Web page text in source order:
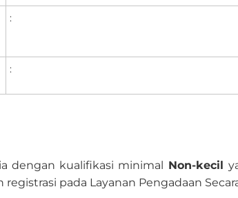
:
:
dengan kualifikasi minimal Non-kecil
pada Layanan Pengadaan